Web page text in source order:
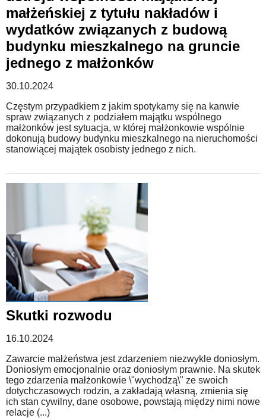
małżeńskiej z tytułu nakładów i
wydatków związanych z budową
budynku mieszkalnego na gruncie
jednego z małżonków
30.10.2024
Częstym przypadkiem z jakim spotykamy się na kanwie
spraw związanych z podziałem majątku wspólnego
małżonków jest sytuacja, w której małżonkowie wspólnie
dokonują budowy budynku mieszkalnego na nieruchomości
stanowiącej majątek osobisty jednego z nich.
Skutki rozwodu
16.10.2024
Zawarcie małżeństwa jest zdarzeniem niezwykle doniosłym.
Doniosłym emocjonalnie oraz doniosłym prawnie. Na skutek
tego zdarzenia małżonkowie \"wychodzą\" ze swoich
dotychczasowych rodzin, a zakładają własną, zmienia się
ich stan cywilny, dane osobowe, powstają między nimi nowe
relacje (...)